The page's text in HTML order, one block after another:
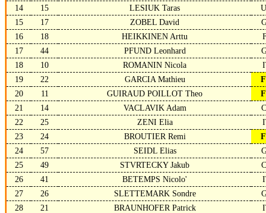
14
15 LESIUK Taras
15
17 ZOBEL David
16
18 HEIKKINEN Arttu
17
44 PFUND Leonhard
18
10 ROMANIN Nicola
19
22 GARCIA Mathieu
20
11 GUIRAUD POILLOT Theo
21
14 VACLAVIK Adam
22
25 ZENI Elia
23
24 BROUTIER Remi
24
57 SEIDL Elias
25
49 STVRTECKY Jakub
26
41 BETEMPS Nicolo'
27
26 SLETTEMARK Sondre
28
21 BRAUNHOFER Patrick